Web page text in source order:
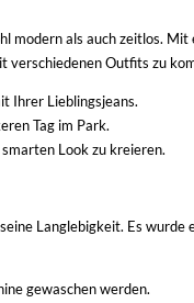
als auch zeitlos.
verschiedenen Outfits zu
Ihrer Lieblingsjeans.
Tag im Park.
Look zu kreieren.
Langlebigkeit. Es
gewaschen werden.